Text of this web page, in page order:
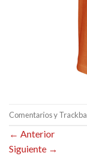
Comentarios y
← Anterior
Siguiente →